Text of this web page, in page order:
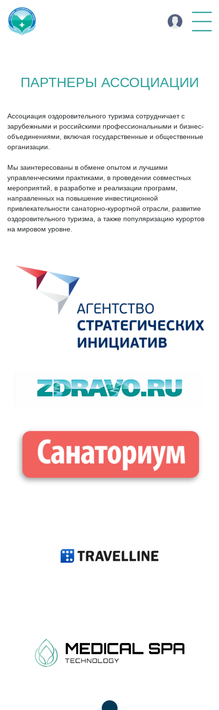
ПАРТНЕРЫ АССОЦИАЦИИ
Ассоциация оздоровительного туризма сотрудничает с
зарубежными и российскими профессиональными и бизнес-
объединениями, включая государственные и общественные
организации.
Мы заинтересованы в обмене опытом и лучшими
управленческими практиками, в проведении совместных
мероприятий, в разработке и реализации программ,
направленных на повышение инвестиционной
привлекательности санаторно-курортной отрасли, развитие
оздоровительного туризма, а также популяризацию курортов
на мировом уровне.